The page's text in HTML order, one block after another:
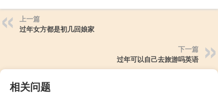
上一篇
过年女方都是初几回娘家
下一篇
过年可以自己去旅游吗英语
相关问题